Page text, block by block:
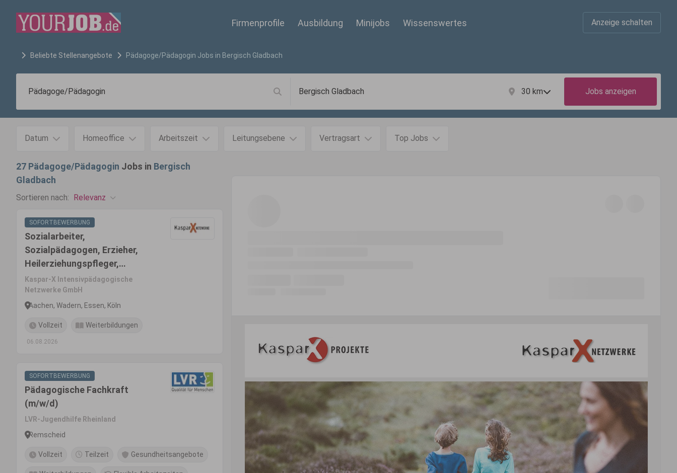
Firmenprofile Ausbildung Minijobs Wissenswertes Anzeige schalten
Beliebte Stellenangebote Pädagoge/Pädagogin Jobs in Bergisch Gladbach
30 km Jobs anzeigen
Datum Homeoffice Arbeitszeit Leitungsebene Vertragsart Top Jobs
27 Pädagoge/Pädagogin Jobs in Bergisch
Gladbach
Sortieren nach: Relevanz
SOFORTBEWERBUNG
Sozialarbeiter,
Sozialpädagogen, Erzieher,
Heilerziehungspfleger,
pädagogische Fachkräfte
(m/w/d)
Kaspar-X Intensivpädagogische
Netzwerke GmbH
Aachen, Wadern, Essen, Köln
Vollzeit Weiterbildungen
06.08.2026
SOFORTBEWERBUNG
Pädagogische Fachkraft
(m/w/d)
LVR-Jugendhilfe Rheinland
Remscheid
Vollzeit Teilzeit Gesundheitsangebote